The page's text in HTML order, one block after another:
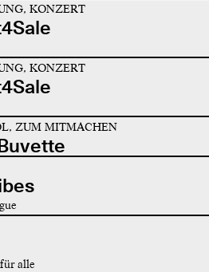
KONZERT
KONZERT
ZUM MITMACHEN
alle